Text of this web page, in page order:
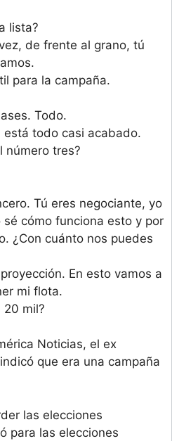
lista?
de frente al grano, tú
para la campaña.
Todo.
está todo casi acabado.
número tres?
Tú eres negociante, yo
cómo funciona esto y por
¿Con cuánto nos puedes
En esto vamos a
mi flota.
20 mil?
Noticias, el ex
que era una campaña
las elecciones
para las elecciones